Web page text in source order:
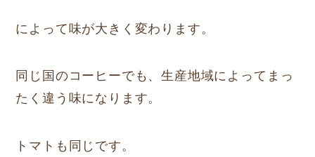
によって味が大きく変わります。
同じ国のコーヒーでも、生産地域によってまっ
たく違う味になります。
トマトも同じです。